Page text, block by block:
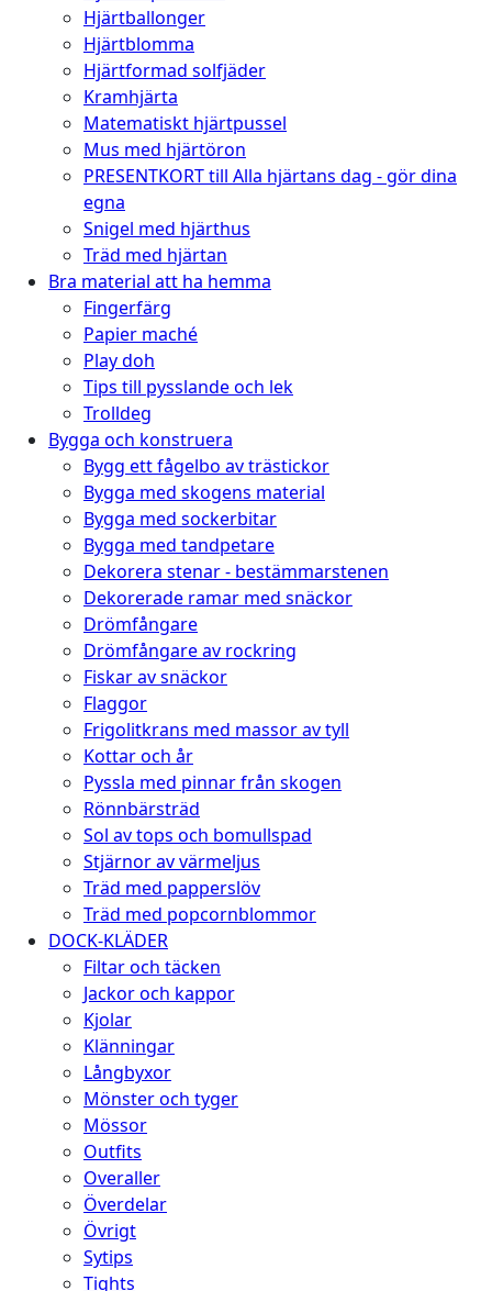
Hjärtballonger
Hjärtblomma
Hjärtformad solfjäder
Kramhjärta
Matematiskt hjärtpussel
Mus med hjärtöron
PRESENTKORT till Alla hjärtans dag - gör dina
egna
Snigel med hjärthus
Träd med hjärtan
Bra material att ha hemma
Fingerfärg
Papier maché
Play doh
Tips till pysslande och lek
Trolldeg
Bygga och konstruera
Bygg ett fågelbo av trästickor
Bygga med skogens material
Bygga med sockerbitar
Bygga med tandpetare
Dekorera stenar - bestämmarstenen
Dekorerade ramar med snäckor
Drömfångare
Drömfångare av rockring
Fiskar av snäckor
Flaggor
Frigolitkrans med massor av tyll
Kottar och år
Pyssla med pinnar från skogen
Rönnbärsträd
Sol av tops och bomullspad
Stjärnor av värmeljus
Träd med papperslöv
Träd med popcornblommor
DOCK-KLÄDER
Filtar och täcken
Jackor och kappor
Kjolar
Klänningar
Långbyxor
Mönster och tyger
Mössor
Outfits
Overaller
Överdelar
Övrigt
Sytips
Tights